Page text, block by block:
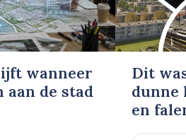
wanneer
de stad
Dit
dunne
en